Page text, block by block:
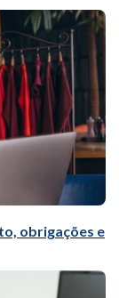
obrigações e